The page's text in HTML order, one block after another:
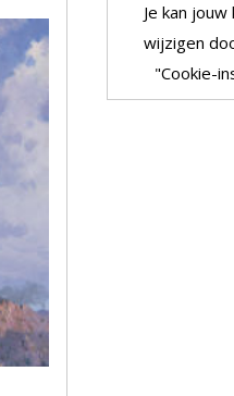
Je kan
wijzigen
"Cookie-